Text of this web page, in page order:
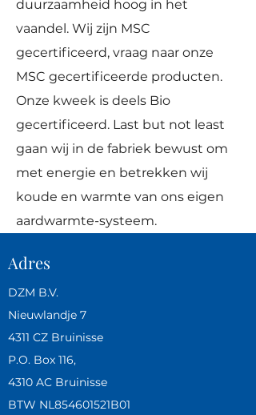
duurzaamheid hoog in het
vaandel. Wij zijn MSC
gecertificeerd, vraag naar onze
MSC gecertificeerde producten.
Onze kweek is deels Bio
gecertificeerd. Last but not least
gaan wij in de fabriek bewust om
met energie en betrekken wij
koude en warmte van ons eigen
aardwarmte-systeem.
Adres
DZM B.V.
Nieuwlandje 7
4311 CZ Bruinisse
P.O. Box 116,
4310 AC Bruinisse
BTW NL854601521B01